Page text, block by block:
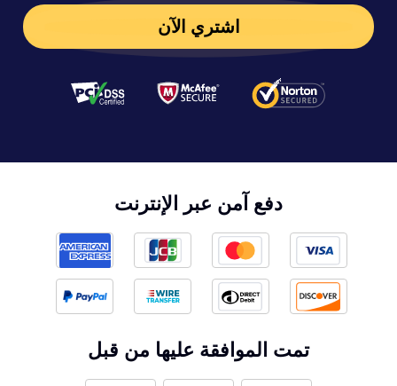
اشتري الآن
دفع آمن عبر الإنترنت
تمت الموافقة عليها من قبل